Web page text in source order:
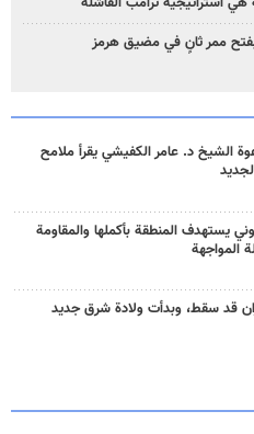
ممر ثانٍ في مضيق هرمز
الشيخ د. عامر الكفيشي يقرأ ملامح
يستهدف المنطقة بأكملها والمقاومة
المواجهة
قد سقط، وبدأت ولادة شرق جديد